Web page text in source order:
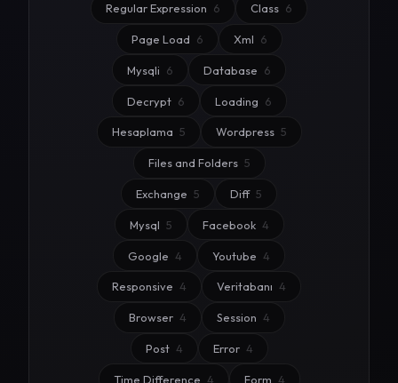
Regular Expression 6 Class 6
Page Load 6 Xml 6
Mysqli 6 Database 6
Decrypt 6 Loading 6
Hesaplama 5 Wordpress 5
Files and Folders 5
Exchange 5 Diff 5
Mysql 5 Facebook 4
Google 4 Youtube 4
Responsive 4 Veritabanı 4
Browser 4 Session 4
Post 4 Error 4
Time Difference 4 Form 4